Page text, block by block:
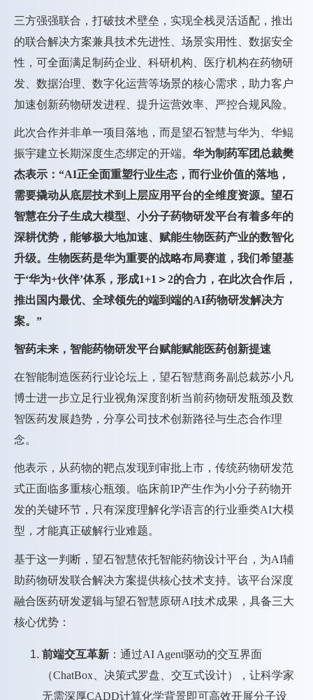
三方强强联合，打破技术壁垒，实现全栈灵活适配，推出
的联合解决方案兼具技术先进性、场景实用性、数据安全
性，可全面满足制药企业、科研机构、医疗机构在药物研
发、数据治理、数字化运营等场景的核心需求，助力客户
加速创新药物研发进程、提升运营效率、严控合规风险。
此次合作并非单一项目落地，而是望石智慧与华为、华鲲
振宇建立长期深度生态绑定的开端。 华为制药军团总裁樊
杰表示：“AI正全面重塑行业生态，而行业价值的落地，
需要撬动从底层技术到上层应用平台的全维度资源。望石
智慧在分子生成大模型、小分子药物研发平台有着多年的
深耕优势，能够极大地加速、赋能生物医药产业的数智化
升级。生物医药是华为重要的战略布局赛道，我们希望基
于‘华为+伙伴’体系，形成1+1＞2的合力，在此次合作后，
推出国内最优、全球领先的端到端的AI药物研发解决方
案。”
智药未来，智能药物研发平台赋能赋能医药创新提速
在智能制造医药行业论坛上，望石智慧商务副总裁苏小凡
博士进一步立足行业视角深度剖析当前药物研发瓶颈及数
智医药发展趋势，分享公司技术创新路径与生态合作理
念。
他表示，从药物的靶点发现到审批上市，传统药物研发范
式正面临多重核心瓶颈。临床前IP产生作为小分子药物开
发的关键环节，只有深度理解化学语言的行业垂类AI大模
型，才能真正破解行业难题。
基于这一判断，望石智慧依托智能药物设计平台，为AI辅
助药物研发联合解决方案提供核心技术支持。该平台深度
融合医药研发逻辑与望石智慧原研AI技术成果，具备三大
核心优势：
前端交互革新 ：通过AI Agent驱动的交互界面
（ChatBox、决策式罗盘、交互式设计），让科学家
无需深厚CADD计算化学背景即可高效开展分子设